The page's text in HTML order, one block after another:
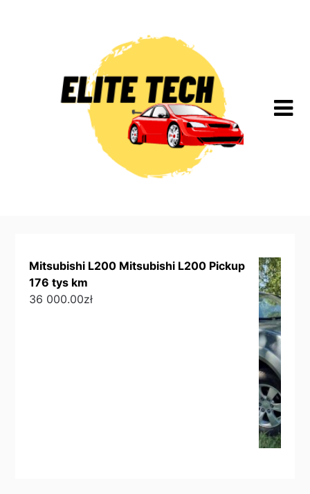
Mitsubishi L200 Mitsubishi L200 Pickup
176 tys km
36 000.00zł